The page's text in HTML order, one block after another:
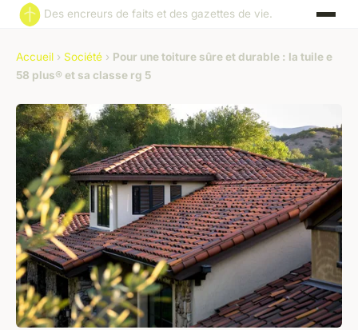
Des encreurs de faits et des gazettes de vie.
Accueil › Société › Pour une toiture sûre et durable : la tuile e
58 plus® et sa classe rg 5